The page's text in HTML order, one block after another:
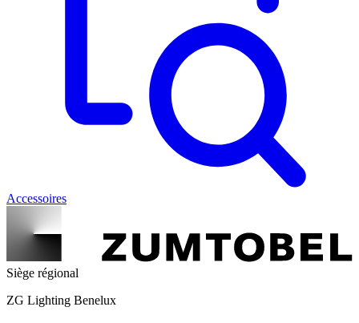
Accessoires
Siège régional
ZG Lighting Benelux